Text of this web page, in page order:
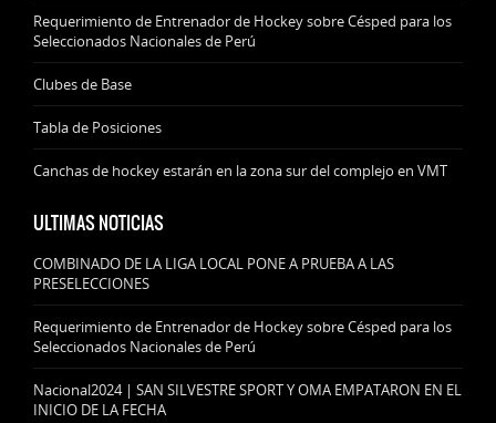
Requerimiento de Entrenador de Hockey sobre Césped para los
Seleccionados Nacionales de Perú
Clubes de Base
Tabla de Posiciones
Canchas de hockey estarán en la zona sur del complejo en VMT
ULTIMAS NOTICIAS
COMBINADO DE LA LIGA LOCAL PONE A PRUEBA A LAS
PRESELECCIONES
Requerimiento de Entrenador de Hockey sobre Césped para los
Seleccionados Nacionales de Perú
Nacional2024 | SAN SILVESTRE SPORT Y OMA EMPATARON EN EL
INICIO DE LA FECHA